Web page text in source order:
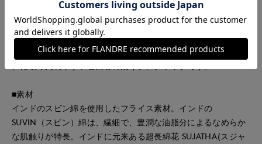
つ合わせやすいニュアンスのあるベーシックカラーは色違いで
揃えていただくのがお薦めです。また、ソフトで滑らかな肌触
りの良い素材を使用しているので、デイリーの着回しにはもち
ろん、おうち時間にも最適です。シーズンレスであらゆるシー
■素材
インドのスビン綿を使用したフライス素材。インドの
SUVIN（スビン）綿は、繊細で、豊潤な油脂分によるなめらか
な肌触りが特長。インドに元来ある超長綿花 SUJATHA(スジャ